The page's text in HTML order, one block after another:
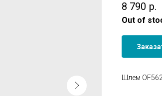
8 790 р.
Out of
Шлем